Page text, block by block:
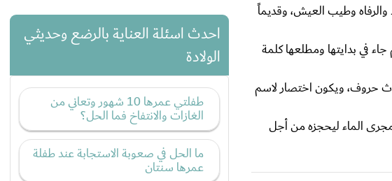
وطيب العيش، وقديماً
في بدايتها ومطلعها كلمة
حروف، ويكون اختصار لاسم
مجرى الماء ليحجزه من أجل
احدث اسئلة العناية بالرضع وحديثي
الولادة
طفلتي عمرها 10 شهور وتعاني من
الغازات والانتفاخ فما الحل؟
ما الحل في صعوبة الاستجابة عند طفلة
عمرها سنتان